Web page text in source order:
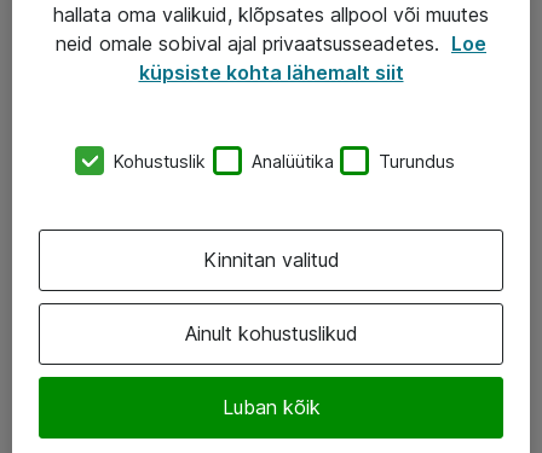
AS ATEA
Atea kontaktid
Jälgi meid
LinkedIn
hallata oma valikuid, klõpsates allpool või muutes
neid omale sobival ajal privaatsusseadetes. Loe
küpsiste kohta lähemalt siit
Kohustuslik Analüütika Turundus
Ainult kohustuslikud
Luban kõik
Kinnitan valitud